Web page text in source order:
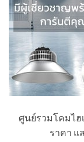
ศูนย์รวมโคมไฮ
ราคา แ